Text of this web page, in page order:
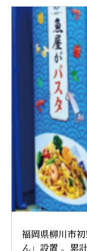
福岡県柳川市
ん」設置 。累